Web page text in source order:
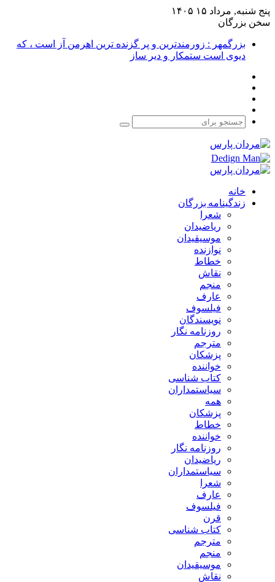
پنج شنبه, مرداد ۱۵ ۱۴۰۵
سخن بزرگان
بزرگمهر : زورمندترین و پر گزنده ترین اهرمن آز است ، که
دیوی است ستمکار و دیر ساز
جستجو
خانه
زندگینامه بزرگان
شعرا
ریاضیدان
موسیقیدان
نوازنده
خطاط
نقاش
منجم
عارف
فیلسوف
نویسندگان
روزنامه نگار
مترجم
پزشکان
خواننده
کتاب شناسی
سیاستمداران
همه
پزشکان
خطاط
خواننده
روزنامه نگار
ریاضیدان
سیاستمداران
شعرا
عارف
فیلسوف
قرن
کتاب شناسی
مترجم
منجم
موسیقیدان
نقاش